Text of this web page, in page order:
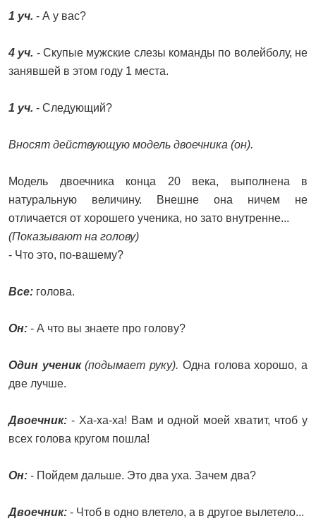
1 уч. - А у вас?
4 уч. - Скупые мужские слезы команды по волейболу, не
занявшей в этом году 1 места.
1 уч. - Следующий?
Вносят действующую модель двоечника (он).
Модель двоечника конца 20 века, выполнена в
натуральную величину. Внешне она ничем не
отличается от хорошего ученика, но зато внутренне...
(Показывают на голову)
- Что это, по-вашему?
Все: голова.
Он: - А что вы знаете про голову?
Один ученик(подымает руку). Одна голова хорошо, а
две лучше.
Двоечник: - Ха-ха-ха! Вам и одной моей хватит, чтоб у
всех голова кругом пошла!
Он: - Пойдем дальше. Это два уха. Зачем два?
Двоечник: - Чтоб в одно влетело, а в другое вылетело...